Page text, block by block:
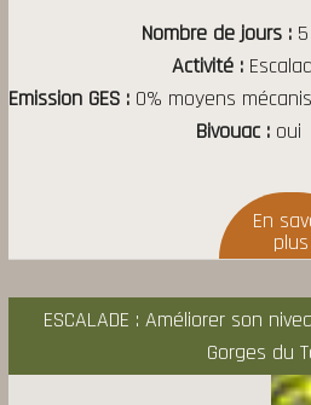
Nombre de jours
Activité
Emission GES
0% moyens
Bivouac
oui
ESCALADE : Améliorer son
Gorges du